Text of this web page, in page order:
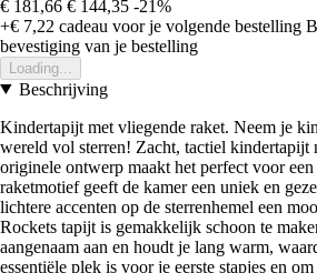
€ 181,66 € 144,35 -21%
+€ 7,22 cadeau voor je volgende bestelling
bevestiging van je bestelling
Loading...
Beschrijving
Kindertapijt met vliegende raket. Neem je
wereld vol sterren! Zacht, tactiel kindertapijt
originele ontwerp maakt het perfect voor
raketmotief geeft de kamer een uniek en
lichtere accenten op de sterrenhemel een
Rockets tapijt is gemakkelijk schoon te
aangenaam aan en houdt je lang warm,
essentiële plek is voor je eerste stapjes en